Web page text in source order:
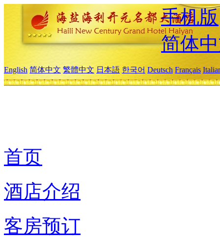
手机版
简体
English 简体中文 繁體中文 日本語 한국어 Deutsch Français
首页
酒店介绍
客房预订